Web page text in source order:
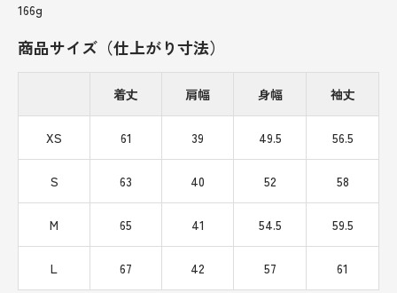
166g
商品サイズ（仕上がり寸法）
着丈 肩幅 身幅 袖丈
XS 61 39 49.5 56.5
S 63 40 52 58
M 65 41 54.5 59.5
L 67 42 57 61